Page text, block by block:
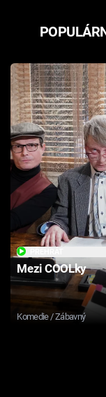
Mezi COOLky
Komedie / Zábavný